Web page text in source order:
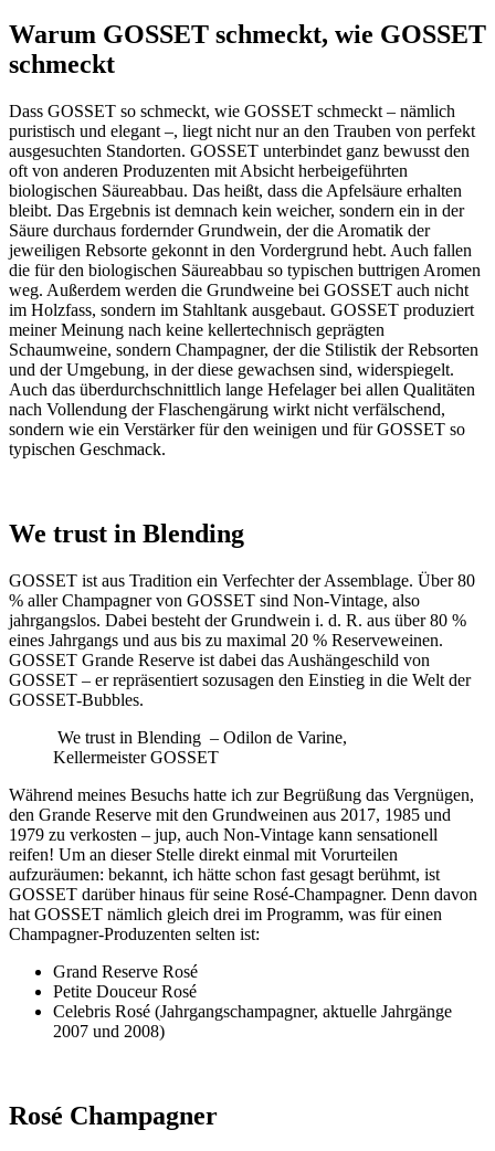
Warum GOSSET schmeckt, wie GOSSET
schmeckt
Dass GOSSET so schmeckt, wie GOSSET schmeckt – nämlich
puristisch und elegant –, liegt nicht nur an den Trauben von perfekt
ausgesuchten Standorten. GOSSET unterbindet ganz bewusst den
oft von anderen Produzenten mit Absicht herbeigeführten
biologischen Säureabbau. Das heißt, dass die Apfelsäure erhalten
bleibt. Das Ergebnis ist demnach kein weicher, sondern ein in der
Säure durchaus fordernder Grundwein, der die Aromatik der
jeweiligen Rebsorte gekonnt in den Vordergrund hebt. Auch fallen
die für den biologischen Säureabbau so typischen buttrigen Aromen
weg. Außerdem werden die Grundweine bei GOSSET auch nicht
im Holzfass, sondern im Stahltank ausgebaut. GOSSET produziert
meiner Meinung nach keine kellertechnisch geprägten
Schaumweine, sondern Champagner, der die Stilistik der Rebsorten
und der Umgebung, in der diese gewachsen sind, widerspiegelt.
Auch das überdurchschnittlich lange Hefelager bei allen Qualitäten
nach Vollendung der Flaschengärung wirkt nicht verfälschend,
sondern wie ein Verstärker für den weinigen und für GOSSET so
typischen Geschmack.
We trust in Blending
GOSSET ist aus Tradition ein Verfechter der Assemblage. Über 80
% aller Champagner von GOSSET sind Non-Vintage, also
jahrgangslos. Dabei besteht der Grundwein i. d. R. aus über 80 %
eines Jahrgangs und aus bis zu maximal 20 % Reserveweinen.
GOSSET Grande Reserve ist dabei das Aushängeschild von
GOSSET – er repräsentiert sozusagen den Einstieg in die Welt der
GOSSET-Bubbles.
We trust in Blending – Odilon de Varine,
Kellermeister GOSSET
Während meines Besuchs hatte ich zur Begrüßung das Vergnügen,
den Grande Reserve mit den Grundweinen aus 2017, 1985 und
1979 zu verkosten – jup, auch Non-Vintage kann sensationell
reifen! Um an dieser Stelle direkt einmal mit Vorurteilen
aufzuräumen: bekannt, ich hätte schon fast gesagt berühmt, ist
GOSSET darüber hinaus für seine Rosé-Champagner. Denn davon
hat GOSSET nämlich gleich drei im Programm, was für einen
Champagner-Produzenten selten ist:
Grand Reserve Rosé
Petite Douceur Rosé
Celebris Rosé (Jahrgangschampagner, aktuelle Jahrgänge
2007 und 2008)
Rosé Champagner